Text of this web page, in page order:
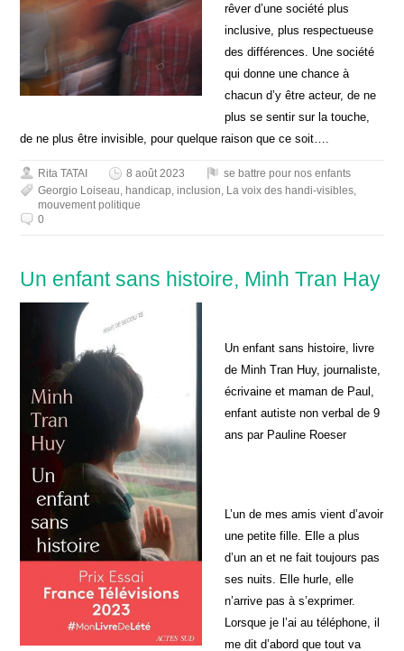
rêver d’une société plus
inclusive, plus respectueuse
des différences. Une société
qui donne une chance à
chacun d’y être acteur, de ne
plus se sentir sur la touche,
de ne plus être invisible, pour quelque raison que ce soit….
Rita TATAI 8 août 2023
se battre pour nos enfants
Georgio Loiseau, handicap,inclusion, La voix des handi-visibles,
mouvement politique
0
Un enfant sans histoire, Minh Tran Hay
Un enfant sans histoire, livre
de Minh Tran Huy, journaliste,
écrivaine et maman de Paul,
enfant autiste non verbal de 9
ans par Pauline Roeser
L’un de mes amis vient d’avoir
une petite fille. Elle a plus
d’un an et ne fait toujours pas
ses nuits. Elle hurle, elle
n’arrive pas à s’exprimer.
Lorsque je l’ai au téléphone, il
me dit d’abord que tout va